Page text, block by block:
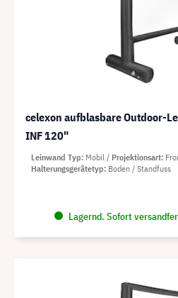
celexon aufblasbare Outdoor-
INF 120"
Lagernd. Sofort
Leinwand Typ Mobil Projektionsart
Halterungsgerätetyp Boden / Standfuss